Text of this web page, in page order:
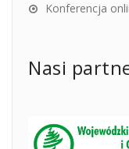
Konferencja
Nasi